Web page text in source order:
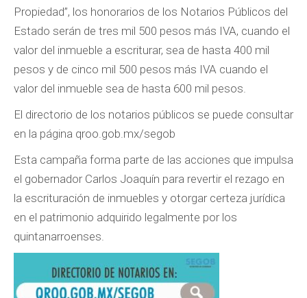
Propiedad”, los honorarios de los Notarios Públicos del
Estado serán de tres mil 500 pesos más IVA, cuando el
valor del inmueble a escriturar, sea de hasta 400 mil
pesos y de cinco mil 500 pesos más IVA cuando el
valor del inmueble sea de hasta 600 mil pesos.
El directorio de los notarios públicos se puede consultar
en la página qroo.gob.mx/segob
Esta campaña forma parte de las acciones que impulsa
el gobernador Carlos Joaquín para revertir el rezago en
la escrituración de inmuebles y otorgar certeza jurídica
en el patrimonio adquirido legalmente por los
quintanarroenses.